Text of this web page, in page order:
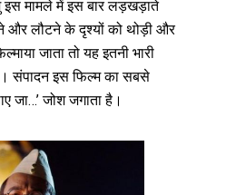
मामले में इस बार लड़खड़ाते
और लौटने के दृश्यों को थोड़ी और
जाता तो यह इतनी भारी
संपादन इस फिल्म का सबसे
जा…’ जोश जगाता है।